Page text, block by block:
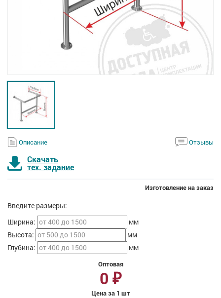
Описание Отзывы
Скачать
тех. задание
Изготовление на заказ
Введите размеры:
Ширина:
мм
Высота:
мм
Глубина:
мм
Оптовая
0 ₽
Цена за 1 шт